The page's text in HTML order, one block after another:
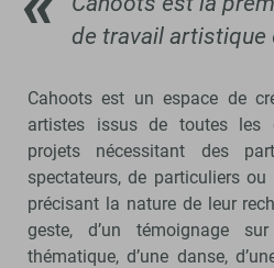
de travail artistique
Cahoots est un espace de
artistes issus de toutes les
projets nécessitant des
spectateurs, de particuliers
précisant la nature de leur
geste, d’un témoignage
thématique, d’une danse,